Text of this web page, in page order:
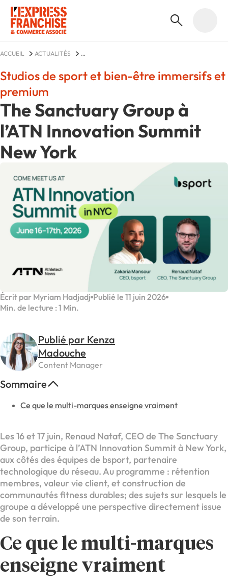
ACCUEIL
ACTUALITÉS
The Sanctuary Group à
l’ATN Innovation Summit
New York
Studios de sport et bien-être immersifs et
premium
Écrit par Myriam Hadjadj Publié le 11 juin 2026
Min. de lecture : 1 Min.
Publié par Kenza
Madouche
Content Manager
Sommaire
Ce que le multi-marques enseigne vraiment
Les 16 et 17 juin, Renaud Nataf, CEO de The Sanctuary
Group, participe à l’ATN Innovation Summit à New York,
aux côtés des équipes de bsport, partenaire
technologique du réseau. Au programme : rétention
membres, valeur vie client, et construction de
communautés fitness durables; des sujets sur lesquels le
groupe a développé une perspective directement issue
de son terrain.
Ce que le multi-marques
enseigne vraiment